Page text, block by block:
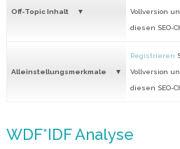
Off-Topic Inhalt Vollversion
diesen SEO-
Alleinstellungsmerkmale
Registrieren
Vollversion
diesen SEO-
WDF*IDF Analyse